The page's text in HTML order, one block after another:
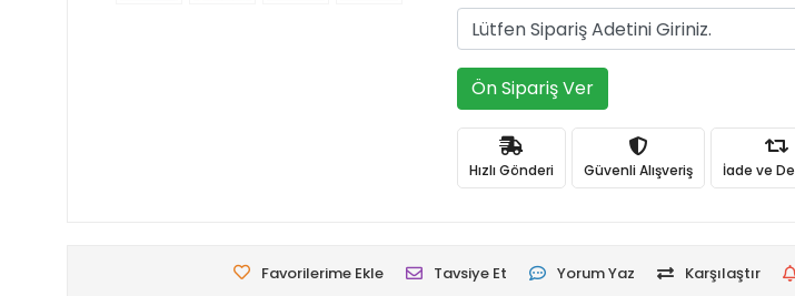
Ön Sipariş Ver
Hızlı Gönderi Güvenli Alışveriş İade ve
Favorilerime Ekle Tavsiye Et Yorum Yaz Karşılaştır